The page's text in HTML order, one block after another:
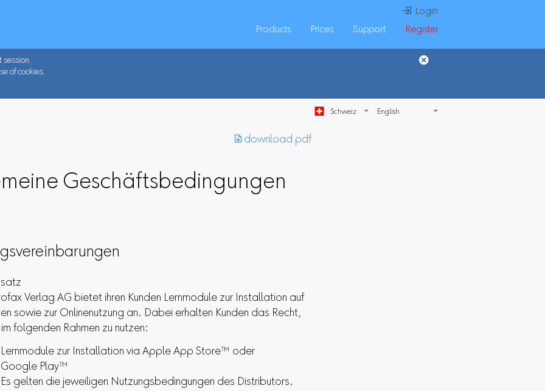
 Login
Products
Prices Support Register
session.
of cookies.
.
Schweiz
︎ download pdf
Geschäftsbedingungen
Verlag AG bietet ihren Kunden Lernmodule zur Installation auf
sowie zur Onlinenutzung an. Dabei erhalten Kunden das Recht,
folgenden Rahmen zu nutzen:
Lernmodule zur Installation via Apple App Store™ oder
Google Play™
Es gelten die jeweiligen Nutzungsbedingungen des Distributors.